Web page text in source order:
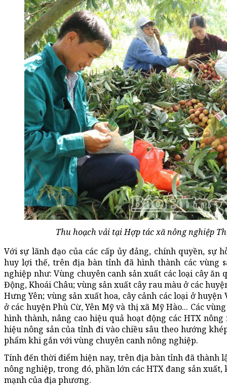
Thu hoạch vải tại Hợp tác xã nông nghiệp
Với sự lãnh đạo của các cấp ủy đảng, chính quyền, sự
huy lợi thế, trên địa bàn tỉnh đã hình thành các vùng
nghiệp như: Vùng chuyên canh sản xuất các loại cây ăn
Động, Khoái Châu; vùng sản xuất cây rau màu ở các
Hưng Yên; vùng sản xuất hoa, cây cảnh các loại ở
ở các huyện Phù Cừ, Yên Mỹ và thị xã Mỹ Hào... Các
hình thành, nâng cao hiệu quả hoạt động các HTX
hiệu nông sản của tỉnh đi vào chiều sâu theo hướng
phẩm khi gắn với vùng chuyên canh nông nghiệp.
Tính đến thời điểm hiện nay, trên địa bàn tỉnh đã thành
nông nghiệp, trong đó, phần lớn các HTX đang sản
mạnh của địa phương.